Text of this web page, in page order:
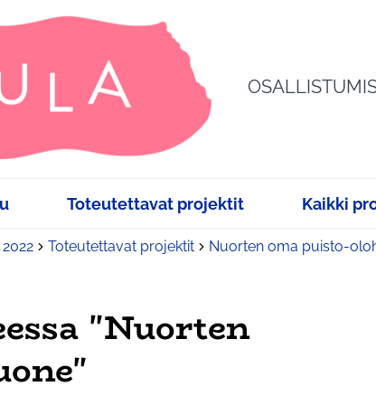
Toteutettavat projektit Kaikki
Toteutettavat projektit Nuorten oma puisto-
"Nuorten